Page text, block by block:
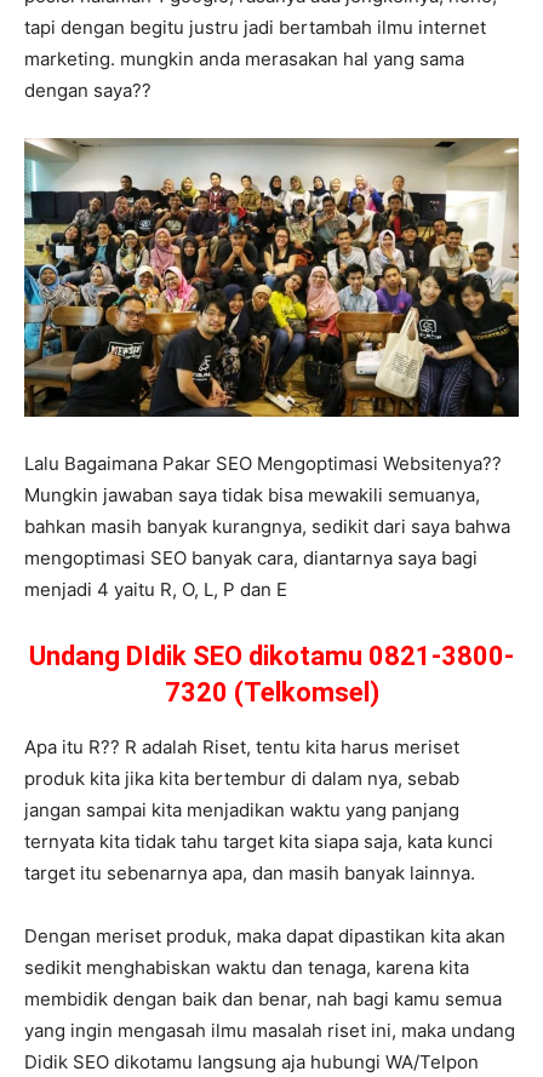
tapi dengan begitu justru jadi bertambah ilmu internet
marketing. mungkin anda merasakan hal yang sama
dengan saya??
Lalu Bagaimana Pakar SEO Mengoptimasi Websitenya??
Mungkin jawaban saya tidak bisa mewakili semuanya,
bahkan masih banyak kurangnya, sedikit dari saya bahwa
mengoptimasi SEO banyak cara, diantarnya saya bagi
menjadi 4 yaitu R, O, L, P dan E
Undang DIdik SEO dikotamu 0821-3800-
7320 (Telkomsel)
Apa itu R?? R adalah Riset, tentu kita harus meriset
produk kita jika kita bertembur di dalam nya, sebab
jangan sampai kita menjadikan waktu yang panjang
ternyata kita tidak tahu target kita siapa saja, kata kunci
target itu sebenarnya apa, dan masih banyak lainnya.
Dengan meriset produk, maka dapat dipastikan kita akan
sedikit menghabiskan waktu dan tenaga, karena kita
membidik dengan baik dan benar, nah bagi kamu semua
yang ingin mengasah ilmu masalah riset ini, maka undang
Didik SEO dikotamu langsung aja hubungi WA/Telpon